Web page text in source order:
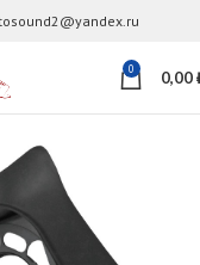
0 0,00